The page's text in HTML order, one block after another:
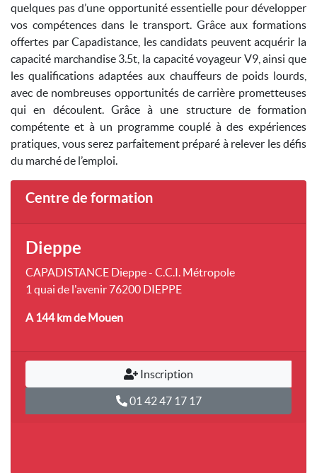
quelques pas d’une opportunité essentielle pour développer
vos compétences dans le transport. Grâce aux formations
offertes par Capadistance, les candidats peuvent acquérir la
capacité marchandise 3.5t, la capacité voyageur V9, ainsi que
les qualifications adaptées aux chauffeurs de poids lourds,
avec de nombreuses opportunités de carrière prometteuses
qui en découlent. Grâce à une structure de formation
compétente et à un programme couplé à des expériences
pratiques, vous serez parfaitement préparé à relever les défis
du marché de l’emploi.
Centre de formation
Dieppe
CAPADISTANCE Dieppe - C.C.I. Métropole
1 quai de l'avenir 76200 DIEPPE
A 144 kmde Mouen
Inscription
01 42 47 17 17